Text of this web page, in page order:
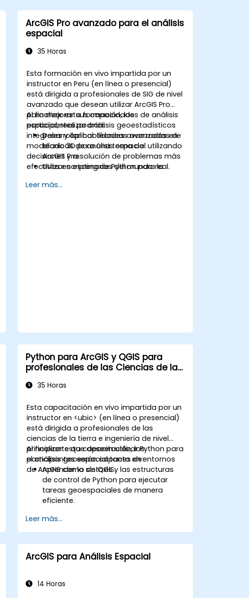
ArcGIS Pro avanzado para el análisis
espacial
35 Horas
Esta formación en vivo impartida por un
instructor en Peru (en línea o presencial)
está dirigida a profesionales de SIG de nivel
avanzado que desean utilizar ArcGIS Pro
para mejorar sus capacidades de análisis
espacial, realizar análisis geoestadísticos
integrales y aplicar técnicas avanzadas de
modelado 3D para una toma de
decisiones y resolución de problemas más
efectivas en escenarios del mundo real.
Al finalizar esta formación, los
participantes podrán:
Desarrollar habilidades avanzadas en
técnicas de análisis espacial utilizando
ArcGIS Pro.
Utilizar scripting de Python para la
complejo de datos.
Leer más...
Python para ArcGIS y QGIS para
profesionales de las Ciencias de la
35 Horas
Esta capacitación en vivo impartida por un
instructor en <ubic> (en línea o presencial)
está dirigida a profesionales de las
ciencias de la tierra e ingeniería de nivel
principiante que deseen utilizar Python para
el análisis geoespacial tanto en entornos
de ArcGIS como de QGIS.
Al finalizar esta capacitación, los
participantes serán capaces de:
Aprender la sintaxis y las estructuras
de control de Python para ejecutar
tareas geoespaciales de manera
eficiente.
para el análisis y visualización de
datos en GIS.
Manipular y analizar datos vectoriales
con las bibliotecas Geopandas, Arcpy
y PyQGIS.
trabajo geoespaciales utilizando
Leer más...
ArcGIS para Análisis Espacial
14 Horas